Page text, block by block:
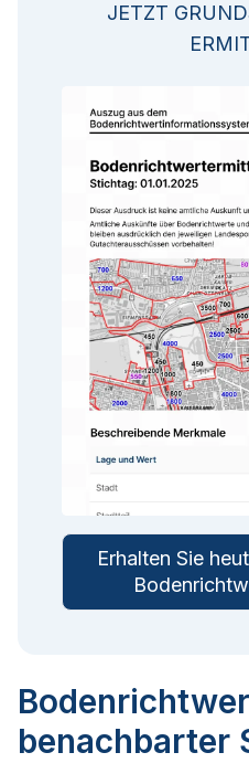
JETZT
Erhalten Sie
benachbarter